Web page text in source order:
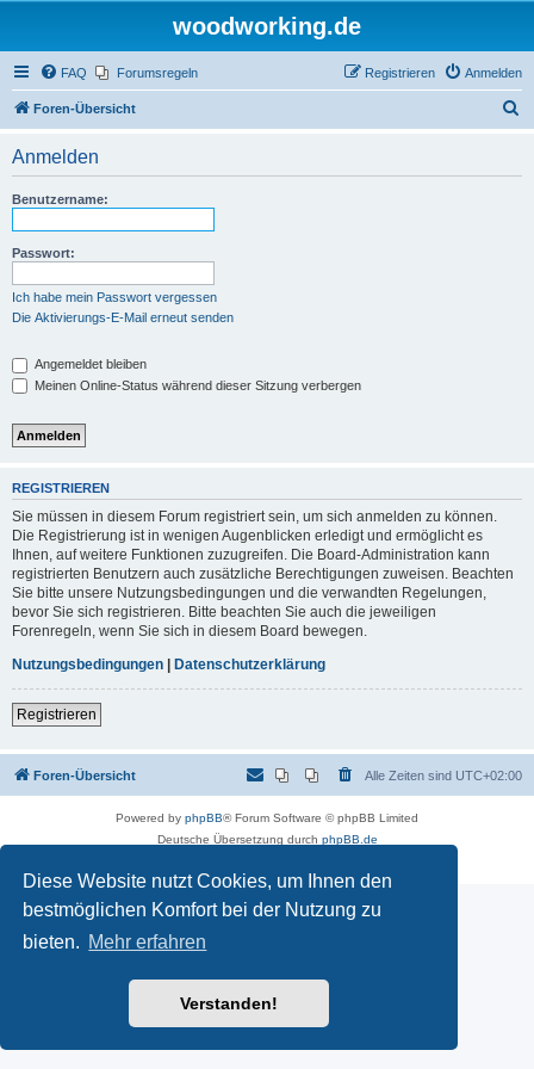
Diese Website nutzt Cookies, um Ihnen den
bestmöglichen Komfort bei der Nutzung zu
bieten. Mehr erfahren
Verstanden!
woodworking.de
FAQ Forumsregeln Anmelden
Registrieren
Foren-Übersicht
Anmelden
Benutzername:
Passwort:
Ich habe mein Passwort vergessen
Die Aktivierungs-E-Mail erneut senden
Angemeldet bleiben
Meinen Online-Status während dieser Sitzung verbergen
REGISTRIEREN
Sie müssen in diesem Forum registriert sein, um sich anmelden zu können.
Die Registrierung ist in wenigen Augenblicken erledigt und ermöglicht es
Ihnen, auf weitere Funktionen zuzugreifen. Die Board-Administration kann
registrierten Benutzern auch zusätzliche Berechtigungen zuweisen. Beachten
Sie bitte unsere Nutzungsbedingungen und die verwandten Regelungen,
bevor Sie sich registrieren. Bitte beachten Sie auch die jeweiligen
Forenregeln, wenn Sie sich in diesem Board bewegen.
Nutzungsbedingungen | Datenschutzerklärung
Registrieren
Foren-Übersicht Alle Zeiten sind UTC+02:00
Powered by phpBB® Forum Software © phpBB Limited
Deutsche Übersetzung durch phpBB.de